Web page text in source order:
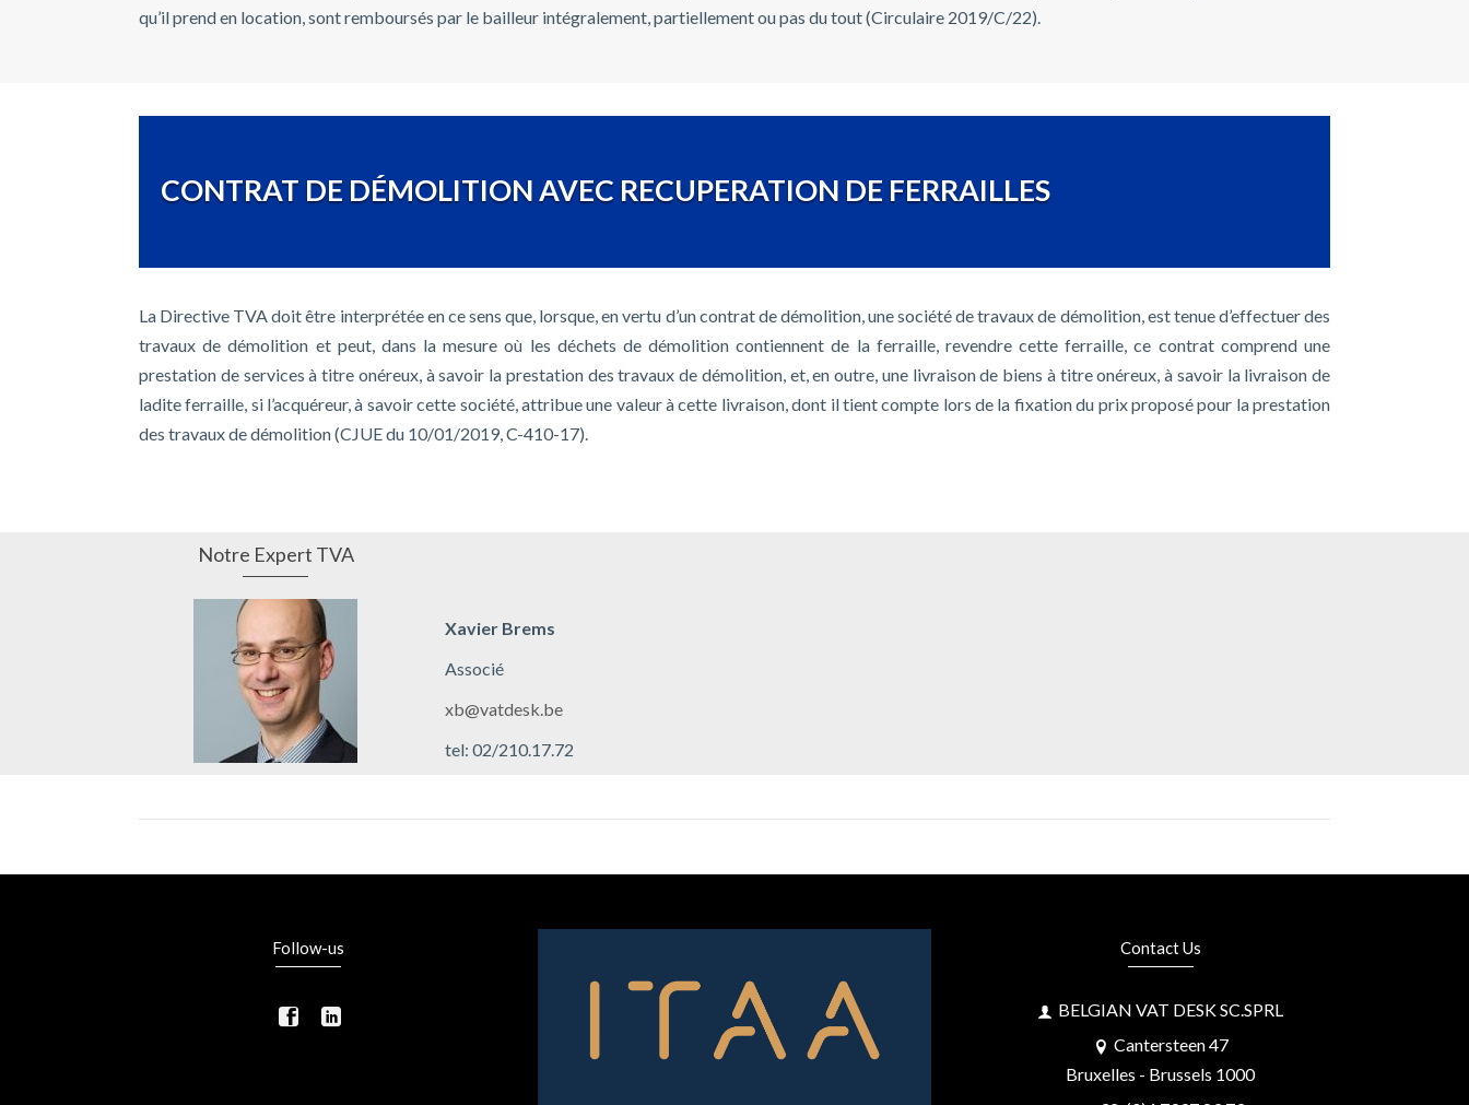
qu’il prend en location, sont remboursés par le bailleur intégralement, partiellement ou pas du tout (Circulaire 2019/C/22).
CONTRAT DE DÉMOLITION AVEC RECUPERATION DE FERRAILLES
La Directive TVA doit être interprétée en ce sens que, lorsque, en vertu d’un contrat de démolition, une société de travaux de démolition, est tenue d’effectuer des
travaux de démolition et peut, dans la mesure où les déchets de démolition contiennent de la ferraille, revendre cette ferraille, ce contrat comprend une
prestation de services à titre onéreux, à savoir la prestation des travaux de démolition, et, en outre, une livraison de biens à titre onéreux, à savoir la livraison de
ladite ferraille, si l’acquéreur, à savoir cette société, attribue une valeur à cette livraison, dont il tient compte lors de la fixation du prix proposé pour la prestation
des travaux de démolition (CJUE du 10/01/2019, C-410-17).
Notre Expert TVA
Xavier Brems
Associé
xb@vatdesk.be
tel: 02/210.17.72
Follow-us Contact Us
BELGIAN VAT DESK SC.SPRL
Cantersteen 47
Bruxelles - Brussels 1000